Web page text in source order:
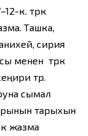
к. түрк
Ташка,
сирия
менен түрк
түрү.
сымал
тарыхын
жазма